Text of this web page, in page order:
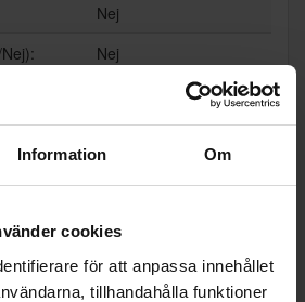
Information Om
cookies
för att anpassa innehållet
tillhandahålla funktioner
Nej
Nej
8
A